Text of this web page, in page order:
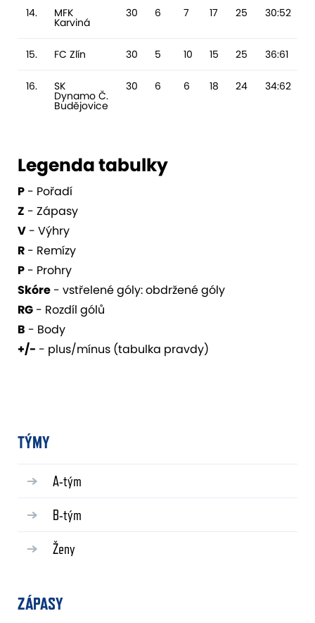
14. MFK
Karviná
30 6 7 17 25 30:52
15. FC Zlín 30 5 10 15 25 36:61
16. SK
Dynamo Č.
Budějovice
30 6 6 18 24 34:62
Legenda tabulky
P - Pořadí
Z - Zápasy
V - Výhry
R - Remízy
P - Prohry
Skóre - vstřelené góly: obdržené góly
RG - Rozdíl gólů
B - Body
+/- - plus/mínus (tabulka pravdy)
TÝMY
A-tým
B-tým
Ženy
ZÁPASY